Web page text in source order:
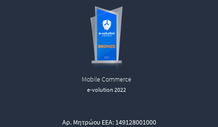
Mobile Commerce
e-volution 2022
Αρ. Μητρώου ΕΕΑ: 149128001000